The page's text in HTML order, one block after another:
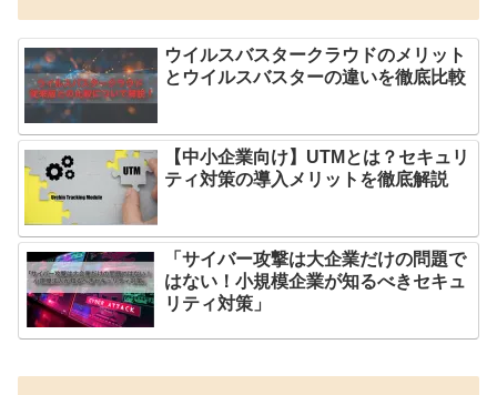
ウイルスバスタークラウドのメリット
とウイルスバスターの違いを徹底比較
【中小企業向け】UTMとは？セキュリ
ティ対策の導入メリットを徹底解説
「サイバー攻撃は大企業だけの問題で
はない！小規模企業が知るべきセキュ
リティ対策」